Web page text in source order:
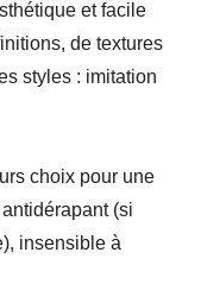
et facile
de textures
styles : imitation
choix pour une
(si
insensible à